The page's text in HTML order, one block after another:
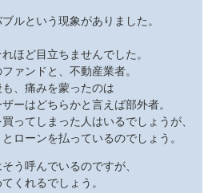
ルという現象がありました。
ほど目立ちませんでした。
ァンドと、不動産業者。
、痛みを蒙ったのは
ーはどちらかと言えば部外者。
ってしまった人はいるでしょうが、
ローンを払っているのでしょう。
う呼んでいるのですが、
くれるでしょう。